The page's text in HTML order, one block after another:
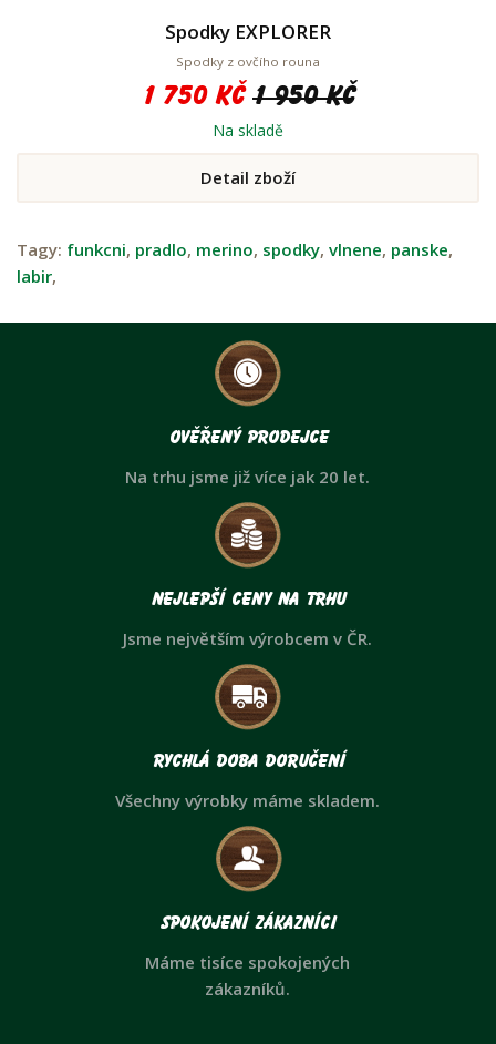
Spodky EXPLORER
Spodky z ovčího rouna
1 750 Kč 1 950 Kč
Na skladě
Detail zboží
Tagy: funkcni, pradlo, merino, spodky, vlnene, panske,
labir,
Ověřený prodejce
Na trhu jsme již více jak 20 let.
Nejlepší ceny na trhu
Jsme největším výrobcem v ČR.
Rychlá doba doručení
Všechny výrobky máme skladem.
Spokojení zákazníci
Máme tisíce spokojených
zákazníků.